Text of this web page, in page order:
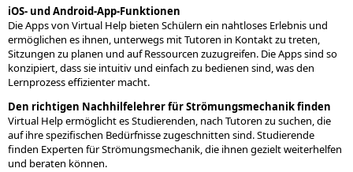
iOS- und Android-App-Funktionen
Die Apps von Virtual Help bieten Schülern ein nahtloses Erlebnis und
ermöglichen es ihnen, unterwegs mit Tutoren in Kontakt zu treten,
Sitzungen zu planen und auf Ressourcen zuzugreifen. Die Apps sind so
konzipiert, dass sie intuitiv und einfach zu bedienen sind, was den
Lernprozess effizienter macht.
Den richtigen Nachhilfelehrer für Strömungsmechanik finden
Virtual Help ermöglicht es Studierenden, nach Tutoren zu suchen, die
auf ihre spezifischen Bedürfnisse zugeschnitten sind. Studierende
finden Experten für Strömungsmechanik, die ihnen gezielt weiterhelfen
und beraten können.